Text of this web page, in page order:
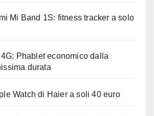
Mi Band 1S: fitness tracker a solo
Phablet economico dalla
durata
Watch di Haier a soli 40 euro